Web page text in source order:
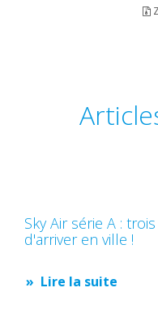
Sky Air série A :
d'arriver en ville !
Lire la suite